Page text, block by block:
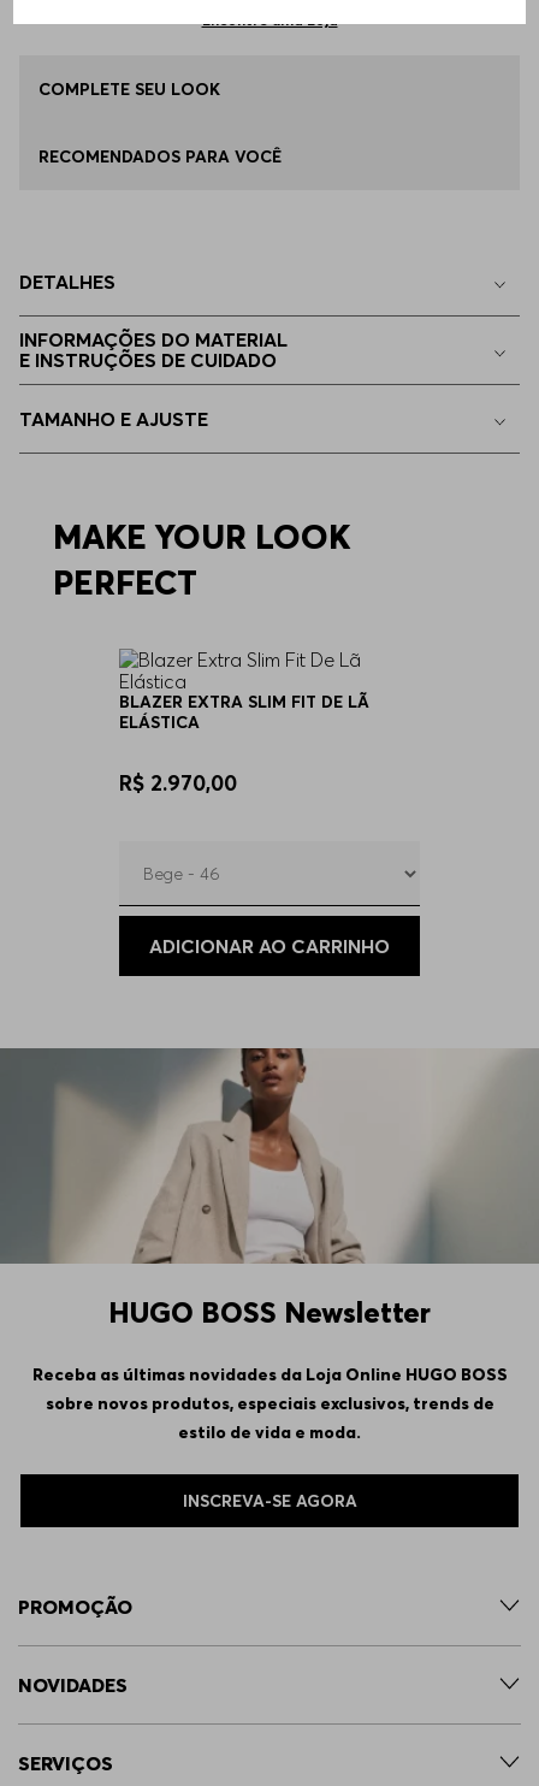
48
50
56 Apenas1no estoque
44 Indisponível
90
94
Encontre uma Loja
COMPLETE SEU LOOK
RECOMENDADOS PARA VOCÊ
DETALHES
INFORMAÇÕES DO MATERIAL
E INSTRUÇÕES DE CUIDADO
TAMANHO E AJUSTE
MAKE YOUR LOOK
PERFECT
BLAZER EXTRA SLIM FIT DE LÃ
ELÁSTICA
R$ 2.970,00
ADICIONAR AO CARRINHO
HUGO BOSS Newsletter
Receba as últimas novidades da Loja Online HUGO BOSS
sobre novos produtos, especiais exclusivos, trends de
estilo de vida e moda.
INSCREVA-SE AGORA
PROMOÇÃO
NOVIDADES
SERVIÇOS